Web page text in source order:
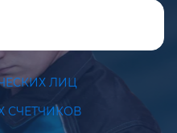
ЛИЦ
СЧЕТЧИКОВ